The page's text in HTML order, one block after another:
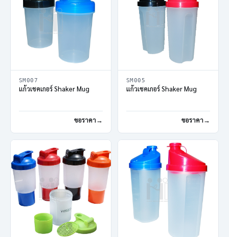
SM007
แก้วเชคเกอร์ Shaker Mug
ขอราคา
SM005
แก้วเชคเกอร์ Shaker Mug
ขอราคา